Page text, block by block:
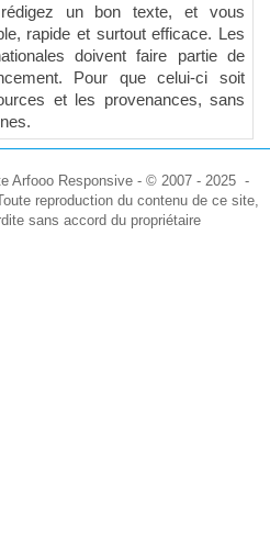
un bon texte, et vous
rapide et surtout efficace. Les
doivent faire partie de
Pour que celui-ci soit
et les provenances, sans
Arfooo Responsive - © 2007 - 2025 -
reproduction du contenu de ce site,
sans accord du propriétaire